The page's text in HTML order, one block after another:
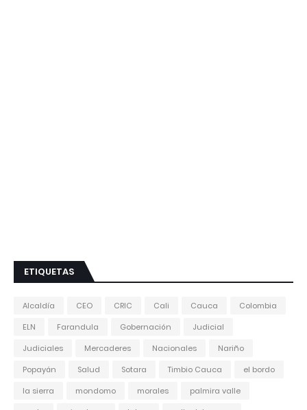
ETIQUETAS
Alcaldía CEO CRIC Cali Cauca
Colombia
ELN
Farandula Gobernación
Judicial
Judiciales
Mercaderes Nacionales
Nariño
Popayán
Salud Sotara Timbio Cauca
el bordo
la sierra
mondomo morales
palmira valle